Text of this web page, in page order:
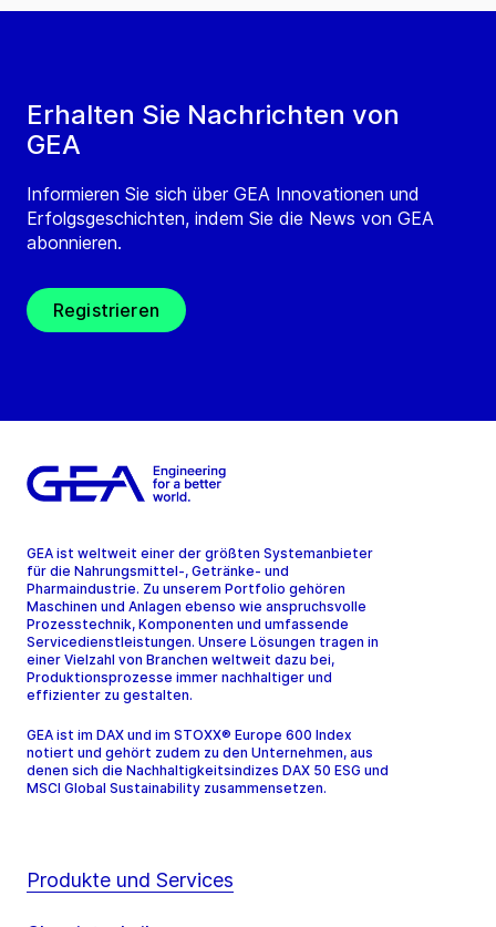
Erhalten Sie Nachrichten von
GEA
Informieren Sie sich über GEA Innovationen und
Erfolgsgeschichten, indem Sie die News von GEA
abonnieren.
Registrieren
GEA ist weltweit einer der größten Systemanbieter
für die Nahrungsmittel-, Getränke- und
Pharmaindustrie. Zu unserem Portfolio gehören
Maschinen und Anlagen ebenso wie anspruchsvolle
Prozesstechnik, Komponenten und umfassende
Servicedienstleistungen. Unsere Lösungen tragen in
einer Vielzahl von Branchen weltweit dazu bei,
Produktionsprozesse immer nachhaltiger und
effizienter zu gestalten.
GEA ist im DAX und im STOXX® Europe 600 Index
notiert und gehört zudem zu den Unternehmen, aus
denen sich die Nachhaltigkeitsindizes DAX 50 ESG und
MSCI Global Sustainability zusammensetzen.
Produkte und Services